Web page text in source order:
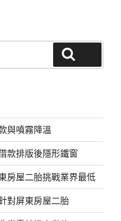
與噴霧降溫
款排版後隱形鐵窗
房屋二胎挑戰業界最低
對屏東房屋二胎